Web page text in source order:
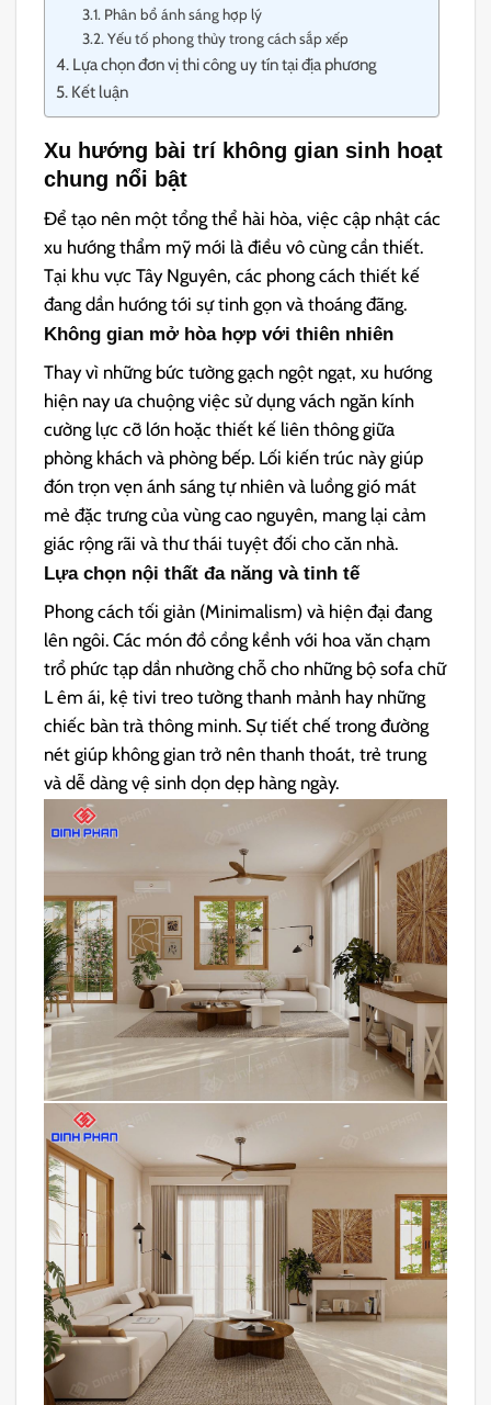
Phân bổ ánh sáng hợp lý
Yếu tố phong thủy trong cách sắp xếp
Lựa chọn đơn vị thi công uy tín tại địa phương
Kết luận
Xu hướng bài trí không gian sinh hoạt
chung nổi bật
Để tạo nên một tổng thể hài hòa, việc cập nhật các
xu hướng thẩm mỹ mới là điều vô cùng cần thiết.
Tại khu vực Tây Nguyên, các phong cách thiết kế
đang dần hướng tới sự tinh gọn và thoáng đãng.
Không gian mở hòa hợp với thiên nhiên
Thay vì những bức tường gạch ngột ngạt, xu hướng
hiện nay ưa chuộng việc sử dụng vách ngăn kính
cường lực cỡ lớn hoặc thiết kế liên thông giữa
phòng khách và phòng bếp. Lối kiến trúc này giúp
đón trọn vẹn ánh sáng tự nhiên và luồng gió mát
mẻ đặc trưng của vùng cao nguyên, mang lại cảm
giác rộng rãi và thư thái tuyệt đối cho căn nhà.
Lựa chọn nội thất đa năng và tinh tế
Phong cách tối giản (Minimalism) và hiện đại đang
lên ngôi. Các món đồ cồng kềnh với hoa văn chạm
trổ phức tạp dần nhường chỗ cho những bộ sofa chữ
L êm ái, kệ tivi treo tường thanh mảnh hay những
chiếc bàn trà thông minh. Sự tiết chế trong đường
nét giúp không gian trở nên thanh thoát, trẻ trung
và dễ dàng vệ sinh dọn dẹp hàng ngày.